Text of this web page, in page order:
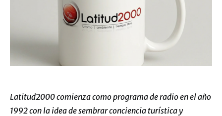
Latitud2000 comienza como programa de radio en el año
1992 con la idea de sembrar conciencia turística y